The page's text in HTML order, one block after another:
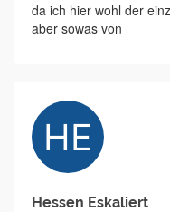
da ich hier wohl der
aber sowas von
Hessen Eskaliert